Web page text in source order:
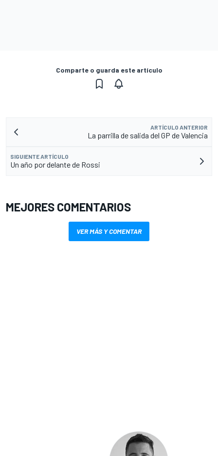
Comparte o guarda este artículo
ARTÍCULO ANTERIOR
La parrilla de salida del GP de Valencia
SIGUIENTE ARTÍCULO
Un año por delante de Rossi
MEJORES COMENTARIOS
VER MÁS Y COMENTAR